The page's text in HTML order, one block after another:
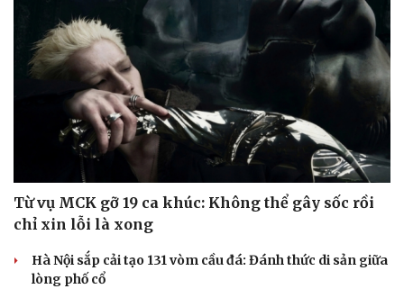
Từ vụ MCK gỡ 19 ca khúc: Không thể gây sốc rồi
chỉ xin lỗi là xong
Hà Nội sắp cải tạo 131 vòm cầu đá: Đánh thức di sản giữa
lòng phố cổ